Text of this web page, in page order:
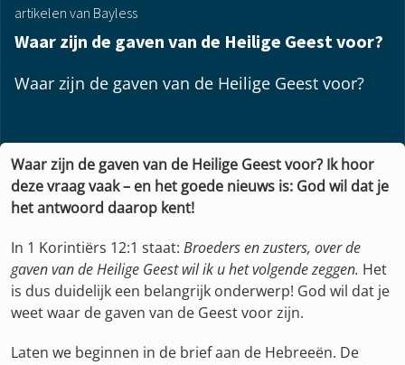
artikelen van Bayless
Waar zijn de gaven van de Heilige Geest voor?
Waar zijn de gaven van de Heilige Geest voor?
Waar zijn de gaven van de Heilige Geest voor? Ik hoor
deze vraag vaak – en het goede nieuws is: God wil dat je
het antwoord daarop kent!
In 1 Korintiërs 12:1 staat: Broeders en zusters, over de
gaven van de Heilige Geest wil ik u het volgende zeggen. Het
is dus duidelijk een belangrijk onderwerp! God wil dat je
weet waar de gaven van de Geest voor zijn.
Laten we beginnen in de brief aan de Hebreeën. De